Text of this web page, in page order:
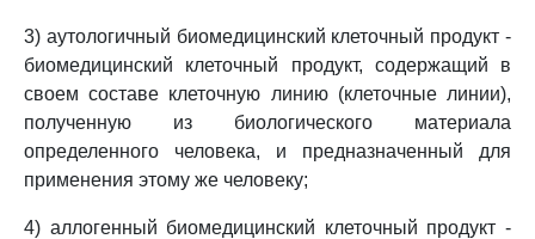
3) аутологичный биомедицинский клеточный продукт -
биомедицинский клеточный продукт, содержащий в
своем составе клеточную линию (клеточные линии),
полученную из биологического материала
определенного человека, и предназначенный для
применения этому же человеку;
4) аллогенный биомедицинский клеточный продукт -